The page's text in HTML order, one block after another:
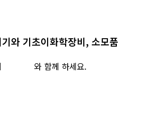
와 기초이화학장비, 소모품
와 함께 하세요.